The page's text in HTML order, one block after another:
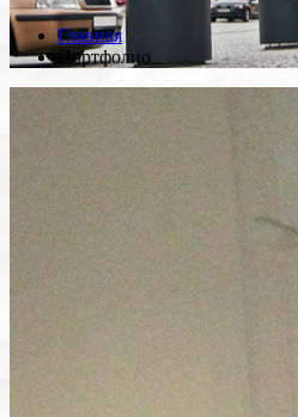
Главная
Портфолио